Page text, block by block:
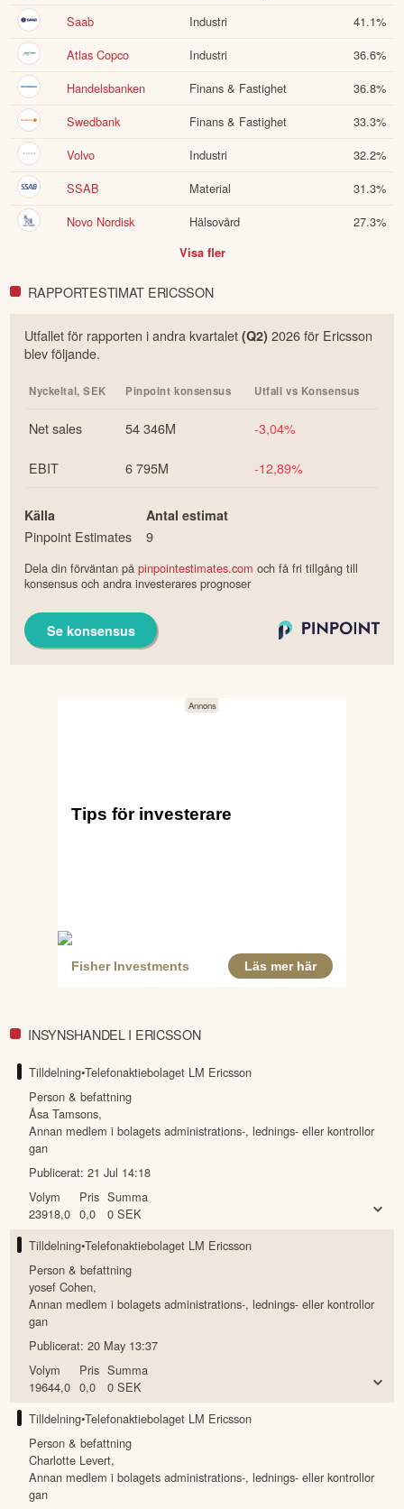
Saab
Industri 41.1%
Atlas Copco
Industri 36.6%
Handelsbanken
Finans & Fastighet 36.8%
Swedbank
Finans & Fastighet 33.3%
Volvo
Industri 32.2%
SSAB
Material 31.3%
Novo Nordisk
Hälsovård 27.3%
Visa fler
RAPPORTESTIMAT ERICSSON
Utfallet för rapporten iandrakvartalet(Q2) 2026för Ericsson
blev följande.
Nyckeltal,SEK Pinpoint konsensus Utfall vs Konsensus
Net sales 54 346M -3,04%
EBIT 6 795M -12,89%
Källa
Pinpoint Estimates
Antal estimat
9
Dela din förväntan påpinpointestimates.com och få fri tillgång till
konsensus och andra investerares prognoser
Se konsensus
INSYNSHANDEL I ERICSSON
Tilldelning•Telefonaktiebolaget LM Ericsson
Person & befattning
Åsa Tamsons,
Annan medlem i bolagets administrations-, lednings- eller kontrollor
gan
Publicerat:21 Jul 14:18
Volym
23918,0
Pris
0,0
Summa
0 SEK
Tilldelning•Telefonaktiebolaget LM Ericsson
Person & befattning
yosef Cohen,
Annan medlem i bolagets administrations-, lednings- eller kontrollor
gan
Publicerat:20 May 13:37
Volym
19644,0
Pris
0,0
Summa
0 SEK
Tilldelning•Telefonaktiebolaget LM Ericsson
Person & befattning
Charlotte Levert,
Annan medlem i bolagets administrations-, lednings- eller kontrollor
gan